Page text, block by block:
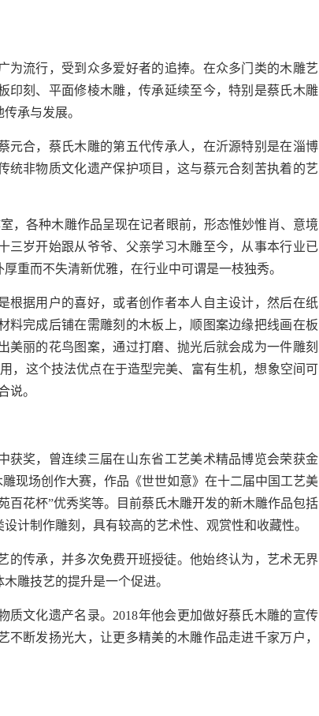
流行，受到众多爱好者的追捧。在众多门类的木雕艺
印刻、平面修棱木雕，传承延续至今，特别是蔡氏木雕
承与发展。
合，蔡氏木雕的第五代传承人，在沂源特别是在淄博
统非物质文化遗产保护项目，这与蔡元合刻苦执着的艺
各种木雕作品呈现在记者眼前，形态惟妙惟肖、意境
三岁开始跟从爷爷、父亲学习木雕至今，从事本行业已
重而不失清新优雅，在行业中可谓是一枝独秀。
据用户的喜好，或者创作者本人自主设计，然后在纸
料完成后铺在需雕刻的木板上，顺图案边缘把线画在板
丽的花鸟图案，通过打磨、抛光后就会成为一件雕刻
，这个技法优点在于造型完美、富有生机，想象空间可
说。
奖，曾连续三届在山东省工艺美术精品博览会荣获金
现场创作大赛，作品《世世如意》在十二届中国工艺美
百花杯”优秀奖等。目前蔡氏木雕开发的新木雕作品包括
计制作雕刻，具有较高的艺术性、观赏性和收藏性。
传承，并多次免费开班授徒。他始终认为，艺术无界
雕技艺的提升是一个促进。
文化遗产名录。2018年他会更加做好蔡氏木雕的宣传
断发扬光大，让更多精美的木雕作品走进千家万户，